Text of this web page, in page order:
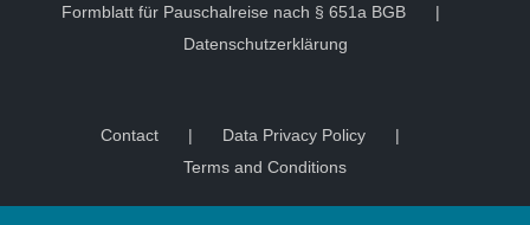
Formblatt für Pauschalreise nach § 651a BGB
Datenschutzerklärung
Contact
Data Privacy Policy
Terms and Conditions